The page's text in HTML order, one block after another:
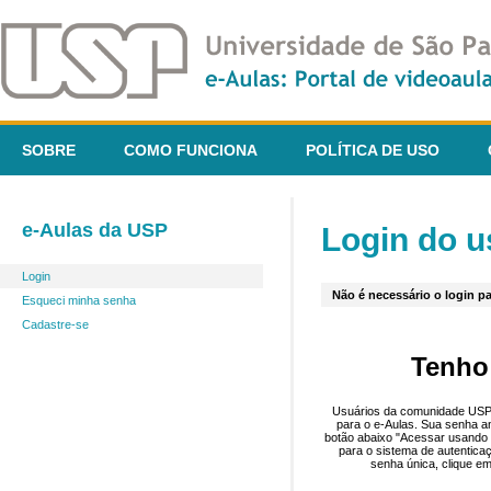
SOBRE COMO FUNCIONA POLÍTICA DE USO
e-Aulas da USP
Login
Esqueci minha senha
Cadastre-se
Login do
Não é necessário o login
Usuários da comunidade
para o e-Aulas. Sua senha
botão abaixo "Acessar
para o sistema de
senha única, clique